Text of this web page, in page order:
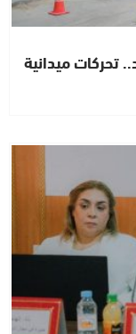
تحركات ميدانية